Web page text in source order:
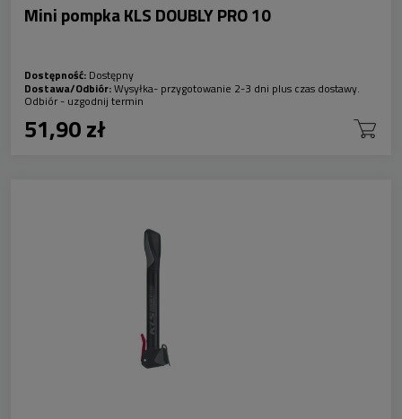
Mini pompka KLS DOUBLY PRO 10
Dostępność: Dostępny
Dostawa/Odbiór:Wysyłka- przygotowanie 2-3 dni plus czas dostawy.
Odbiór - uzgodnij termin
51,90 zł